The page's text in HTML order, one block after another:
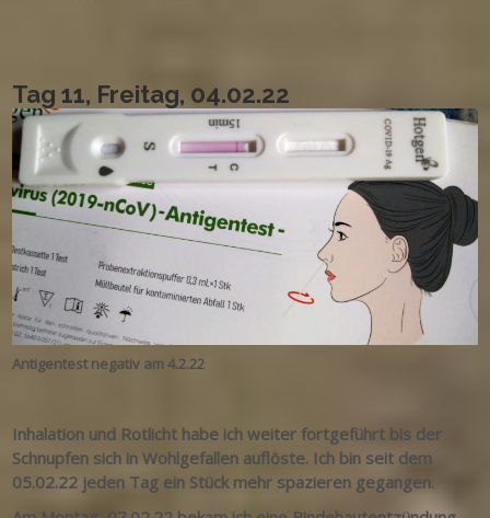
Tag 11, Freitag, 04.02.22
Antigentest negativ am 4.2.22
Inhalation und Rotlicht habe ich weiter fortgeführt bis der
Schnupfen sich in Wohlgefallen auflöste. Ich bin seit dem
05.02.22 jeden Tag ein Stück mehr spazieren gegangen.